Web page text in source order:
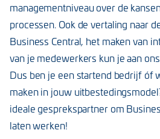
managementniveau over de
processen. Ook de vertaling naar
Business Central, het maken van
van je medewerkers kun je aan
Dus ben je een startend bedrijf óf
maken in jouw
ideale gesprekspartner om
laten werken!